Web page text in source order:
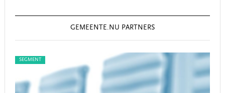
GEMEENTE.NU PARTNERS
SEGMENT